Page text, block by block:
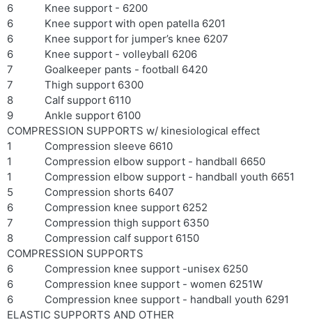
6
Knee support - 6200
6
Knee support with open patella 6201
6
Knee support for jumper’s knee 6207
6
Knee support - volleyball 6206
7
Goalkeeper pants - football 6420
7
Thigh support 6300
8
Calf support 6110
9
Ankle support 6100
COMPRESSION SUPPORTS w/ kinesiological effect
1
Compression sleeve 6610
1
Compression elbow support - handball 6650
1
Compression elbow support - handball youth 6651
5
Compression shorts 6407
6
Compression knee support 6252
7
Compression thigh support 6350
8
Compression calf support 6150
COMPRESSION SUPPORTS
6
Compression knee support -unisex 6250
6
Compression knee support - women 6251W
6
Compression knee support - handball youth 6291
ELASTIC SUPPORTS AND OTHER